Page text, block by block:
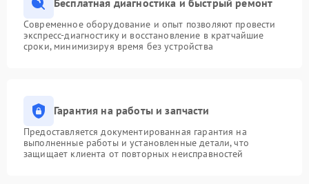
Бесплатная диагностика и быстрый ремонт
Современное оборудование и опыт позволяют провести
экспресс-диагностику и восстановление в кратчайшие
сроки, минимизируя время без устройства
Гарантия на работы и запчасти
Предоставляется документированная гарантия на
выполненные работы и установленные детали, что
защищает клиента от повторных неисправностей